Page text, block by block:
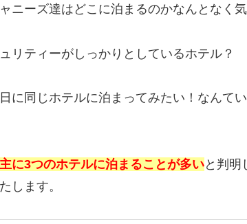
ニーズ達はどこに泊まるのかなんとなく気
リティーがしっかりとしているホテル？
に同じホテルに泊まってみたい！なんて
主に3つのホテルに泊まることが多いと判明
します。